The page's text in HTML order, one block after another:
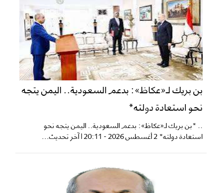
بن بريك لـ«عكاظ»: بدعم السعودية.. اليمن يتجه
نحو استعادة دولته*
.. *بن بريك لـ«عكاظ»: بدعم السعودية.. اليمن يتجه نحو
استعادة دولته* 2 أغسطس 2026 - 20:11 | آخر تحديث...